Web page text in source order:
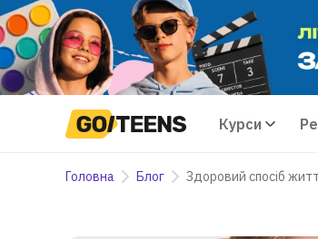
Курси
Головна Блог Здоровий спосіб